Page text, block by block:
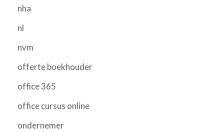
nha
nl
nvm
offerte boekhouder
office 365
office cursus online
ondernemer